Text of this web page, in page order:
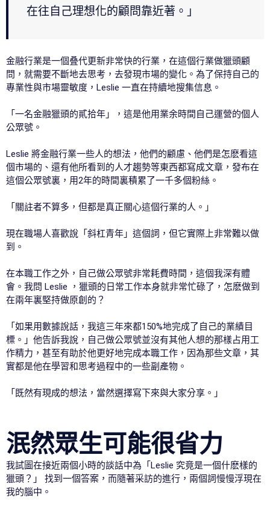
在往自己理想化的顧問靠近著。」
金融行業是一個叠代更新非常快的行業，在這個行業做獵頭顧
問，就需要不斷地去思考，去發現市場的變化。為了保持自己的
專業性與市場靈敏度，Leslie 一直在持續地搜集信息。
「一名金融獵頭的貳拾年」，這是他用業余時間自己運營的個人
公眾號。
Leslie 將金融行業一些人的想法，他們的顧慮、他們是怎麽看這
個市場的、還有他所看到的人才趨勢等東西都寫成文章，發布在
這個公眾號裏，用2年的時間裏積累了一千多個粉絲。
「關註者不算多，但都是真正關心這個行業的人。」
現在職場人喜歡說「斜杠青年」這個詞，但它實際上非常難以做
到。
在本職工作之外，自己做公眾號非常耗費時間，這個我深有體
會。我問 Leslie ，獵頭的日常工作本身就非常忙碌了，怎麽做到
在兩年裏堅持做原創的？
「如果用數據說話，我這三年來都150%地完成了自己的業績目
標。」他告訴我說，自己做公眾號並沒有其他人想的那樣占用工
作精力，甚至有助於他更好地完成本職工作，因為那些文章，其
實都是他在學習和思考過程中的一些副產物。
「既然有現成的想法，當然選擇寫下來與大家分享。」
泯然眾生可能很省力
我試圖在接近兩個小時的談話中為「Leslie 究竟是一個什麽樣的
獵頭？」 找到一個答案，而隨著采訪的進行，兩個詞慢慢浮現在
我的腦中。